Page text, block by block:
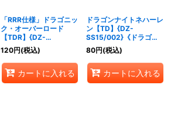
「RRR仕様」ドラゴニッ
ク・オーバーロード
【TDR】{DZ-
SS15/001R}《ドラゴン
エンパイア》
120円(税込)
カートに入れる
ドラゴンナイトネハーレ
ン【TD】{DZ-
SS15/002}《ドラゴン
エンパイア》
80円(税込)
カートに入れる